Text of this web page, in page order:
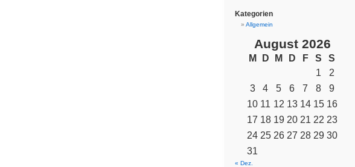
Kategorien
Allgemein
August 2026
M D M D F S
S
1
2
3
4 5 6 7 8
9
10 11 12 13 14 15 16
17 18 19 20 21 22 23
24 25 26 27 28 29 30
31
« Dez.